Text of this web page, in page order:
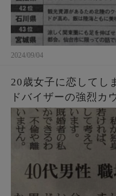
2024/09/04
20歳女子に恋してし
ドバイザーの強烈カ